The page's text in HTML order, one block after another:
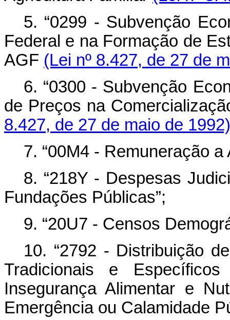
5. “0299 - Subvenção
Federal e na Formação de
AGF (Lei nº 8.427, de 27 de
6. “0300 - Subvenção
de Preços na
8.427, de 27 de maio de
7. “00M4 - Remuneração
8. “218Y - Despesas
Fundações Públicas”;
9. “20U7 - Censos
10. “2792 - Distribuição
Tradicionais e
Insegurança Alimentar e
Emergência ou Calamidade